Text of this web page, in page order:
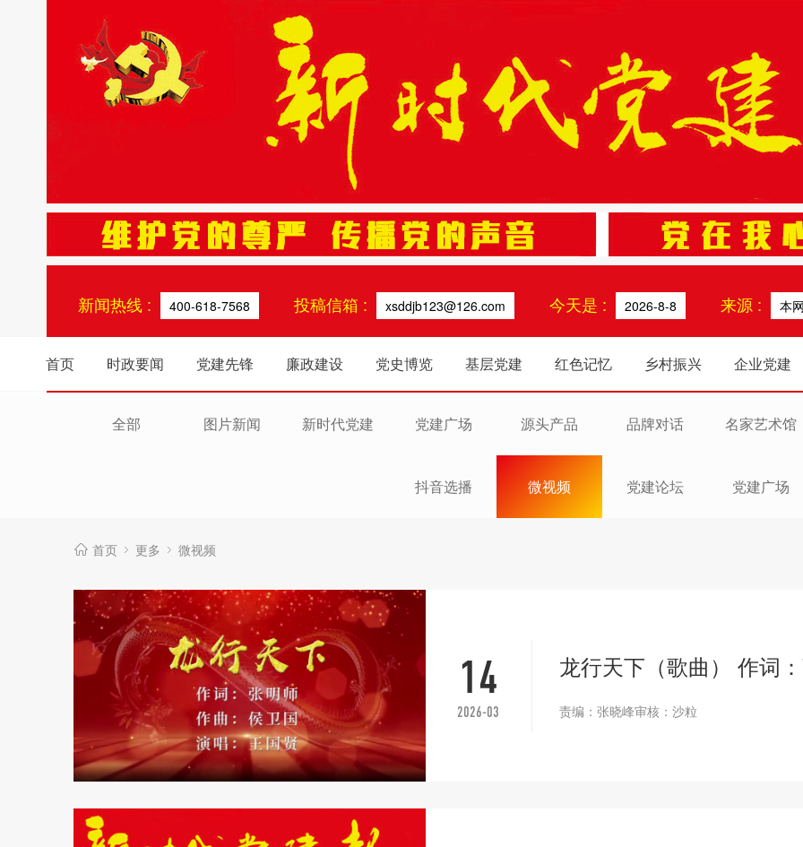
新闻热线 : 400-618-7568 投稿信箱 : xsddjb123@126.com 今天是 : 2026-8-8 来源 : 本
首页 时政要闻 党建先锋 廉政建设 党史博览 基层党建 红色记忆 乡村振兴 企业党建
全部 图片新闻 新时代党建 党建广场 源头产品 品牌对话 名家艺术馆
抖音选播 微视频 党建论坛 党建广场
首页 更多 微视频
14
2026-03
龙行天下（歌曲） 作词
责编：张晓峰审核：沙粒